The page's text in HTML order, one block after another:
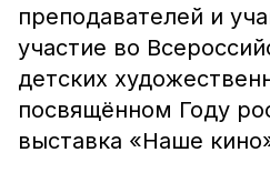
преподавателей и
участие во
детских
посвящённом Году
выставка «Наше